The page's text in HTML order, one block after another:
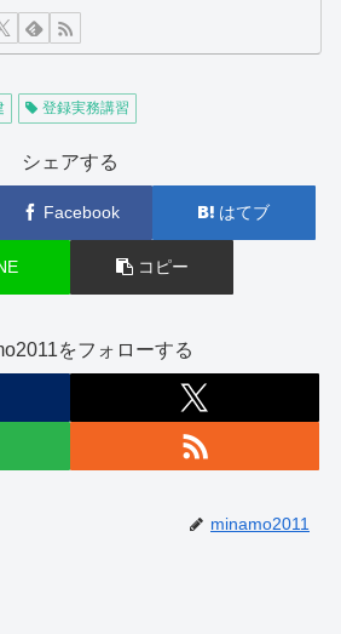
登録実務講習
シェアする
Facebook はてブ
コピー
をフォローする
minamo2011